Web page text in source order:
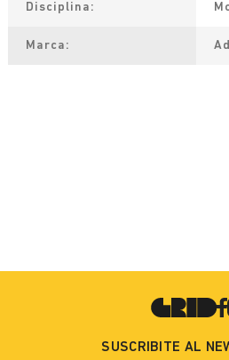
Disciplina
Marca
SUSCRIBITE AL